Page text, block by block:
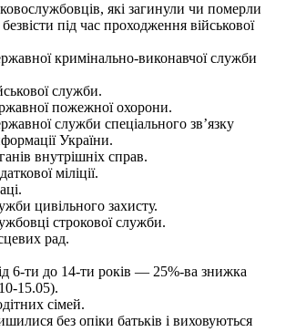
які загинули чи померли
під час проходження військової
кримінально-виконавчої служби
служби.
пожежної охорони.
служби спеціального зв’язку
України.
внутрішніх справ.
міліції.
цивільного захисту.
строкової служби.
рад.
6-ти до 14-ти років — 25%-ва знижка
15.05).
сімей.
без опіки батьків і виховуються